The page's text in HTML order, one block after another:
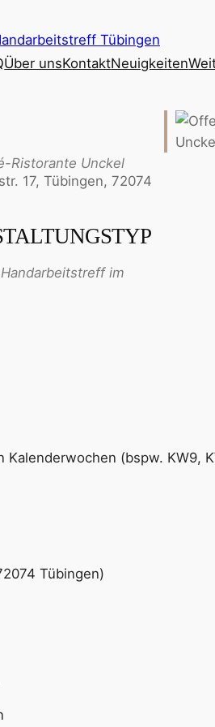
Über unsKontaktNeuigkeiten
Ristorante Unckel
17, Tübingen, 72074
im
(bspw. KW9,
Tübingen)